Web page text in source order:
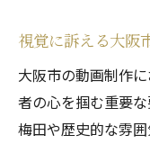
視覚に訴える大阪
大阪市の動画制作
者の心を掴む重要
梅田や歴史的な雰